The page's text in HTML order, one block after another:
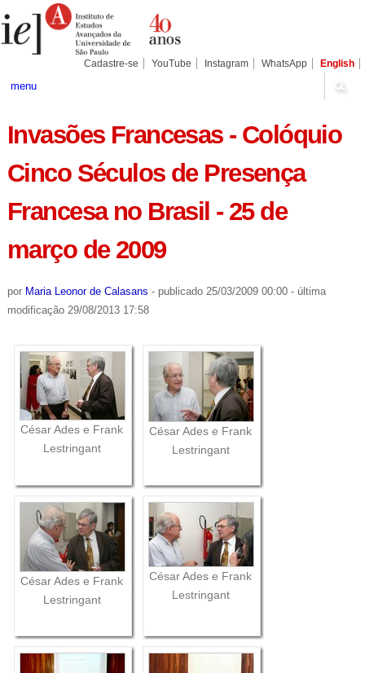
para
conteúdo.
Pessoais
Cadastre-se YouTube Instagram WhatsApp English
menu
Invasões Francesas - Colóquio
Cinco Séculos de Presença
Francesa no Brasil - 25 de
março de 2009
por Maria Leonor de Calasans - publicado25/03/2009 00:00 - última
modificação29/08/2013 17:58
César Ades e Frank
Lestringant
César Ades e Frank
Lestringant
César Ades e Frank
Lestringant
César Ades e Frank
Lestringant